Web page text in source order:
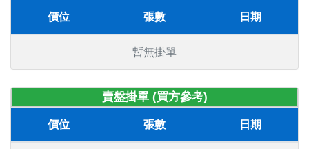
價位 張數 日期
暫無掛單
賣盤掛單 (買方參考)
價位 張數 日期